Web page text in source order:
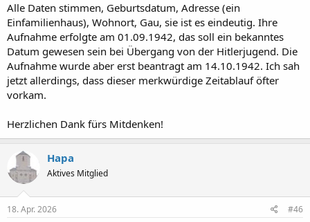
Alle Daten stimmen, Geburtsdatum, Adresse (ein
Einfamilienhaus), Wohnort, Gau, sie ist es eindeutig. Ihre
Aufnahme erfolgte am 01.09.1942, das soll ein bekanntes
Datum gewesen sein bei Übergang von der Hitlerjugend. Die
Aufnahme wurde aber erst beantragt am 14.10.1942. Ich sah
jetzt allerdings, dass dieser merkwürdige Zeitablauf öfter
vorkam.
Herzlichen Dank fürs Mitdenken!
Hapa
Aktives Mitglied
18. Apr. 2026 #46